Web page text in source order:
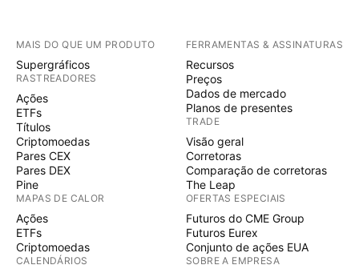
MAIS DO QUE UM PRODUTO
Supergráficos
RASTREADORES
Ações
ETFs
Títulos
Criptomoedas
Pares CEX
Pares DEX
Pine
MAPAS DE CALOR
Ações
ETFs
Criptomoedas
CALENDÁRIOS
FERRAMENTAS & ASSINATURAS
Recursos
Preços
Dados de mercado
Planos de presentes
TRADE
Visão geral
Corretoras
Comparação de corretoras
The Leap
OFERTAS ESPECIAIS
Futuros do CME Group
Futuros Eurex
Conjunto de ações EUA
SOBRE A EMPRESA